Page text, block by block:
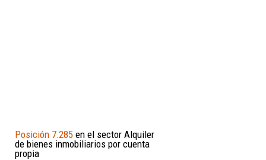
Posición 7.285 en el sector Alquiler
de bienes inmobiliarios por cuenta
propia